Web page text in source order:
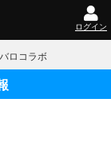
ログイン
ロコラボ